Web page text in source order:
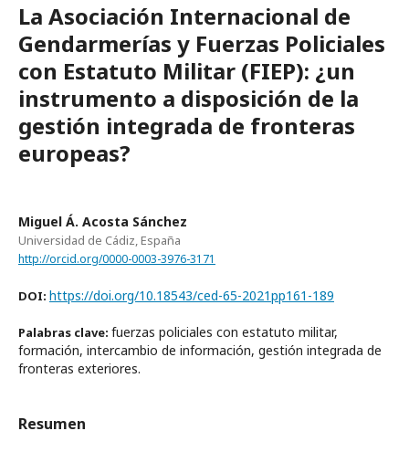
La Asociación Internacional de
Gendarmerías y Fuerzas Policiales
con Estatuto Militar (FIEP): ¿un
instrumento a disposición de la
gestión integrada de fronteras
europeas?
Miguel Á. Acosta Sánchez
Universidad de Cádiz, España
http://orcid.org/0000-0003-3976-3171
DOI: https://doi.org/10.18543/ced-65-2021pp161-189
Palabras clave: fuerzas policiales con estatuto militar,
formación, intercambio de información, gestión integrada de
fronteras exteriores.
Resumen